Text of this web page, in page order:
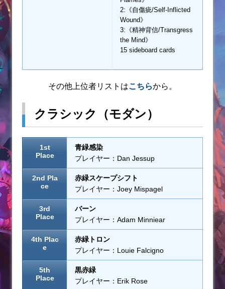
2:《自傷疵/Self-Inflicted
Wound》
3:《精神背信/Transgress
the Mind》
15 sideboard cards
その他上位者リストはこちらから。
クラシック（モダン）
1st
Place
青緑感染
プレイヤー：Dan Jessup
2nd Pla
ce
赤緑スケープシフト
プレイヤー：Joey Mispagel
3rd
Place
バーン
プレイヤー：Adam Minniear
4th Plac
e
赤緑トロン
プレイヤー：Louie Falcigno
5th
Place
黒赤緑
プレイヤー：Erik Rose